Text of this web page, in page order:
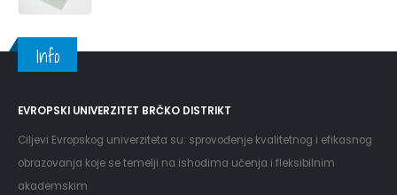
Info
EVROPSKI UNIVERZITET BRČKO DISTRIKT
Ciljevi Evropskog univerziteta su: sprovođenje kvalitetnog i efikasnog
obrazovanja koje se temelji na ishodima učenja i fleksibilnim
akademskim